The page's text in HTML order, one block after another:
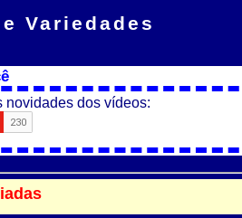
Variedades
novidades dos vídeos: